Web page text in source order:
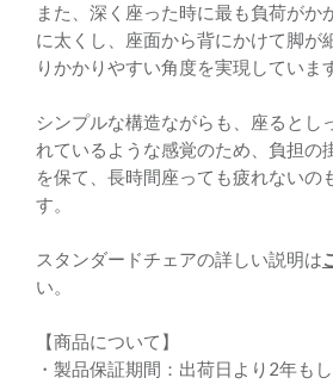
また、深く座った時に最も負荷がか
に太くし、座面から背にかけて脚が
りかかりやすい角度を実現していま
シンプルな構造ながらも、座るとし
れているような感覚のため、負担の
を保て、長時間座っても疲れないの
す。
スタンダードチェアの詳しい説明は
い。
【商品について】
・製品保証期間：出荷日より2年も